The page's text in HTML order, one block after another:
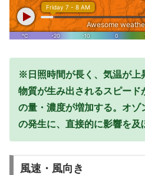
※日照時間が長く、気温が上
物質が生み出されるスピード
の量・濃度が増加する。オゾ
の発生に、直接的に影響を及
風速・風向き